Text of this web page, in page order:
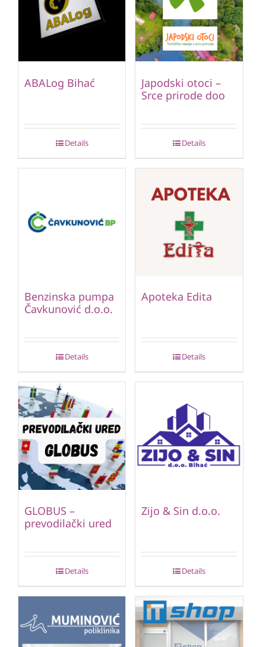
ABALog Bihać
Details
Japodski otoci –
Srce prirode doo
Details
Benzinska pumpa
Čavkunović d.o.o.
Details
Apoteka Edita
Details
GLOBUS –
prevodilački ured
Details
Zijo & Sin d.o.o.
Details